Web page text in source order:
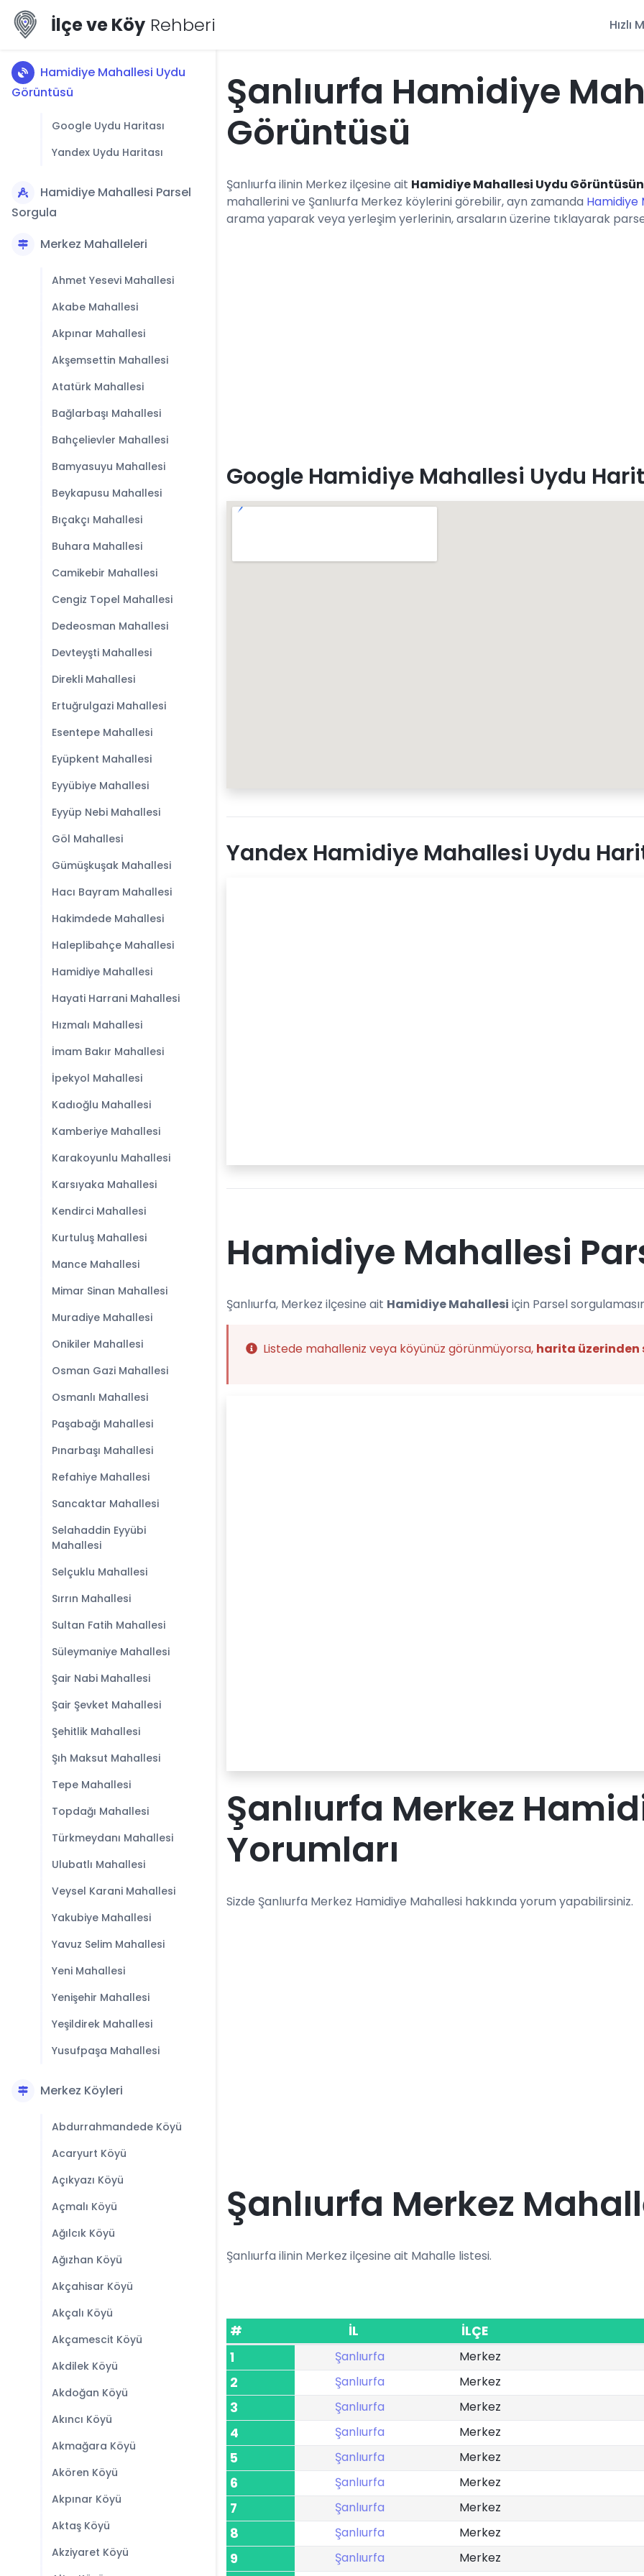
İlçe ve Köy Rehberi Hızlı
Hamidiye Mahallesi Uydu
Görüntüsü
Google Uydu Haritası
Yandex Uydu Haritası
Hamidiye Mahallesi Parsel
Sorgula
Merkez Mahalleleri
Ahmet Yesevi Mahallesi
Akabe Mahallesi
Akpınar Mahallesi
Akşemsettin Mahallesi
Atatürk Mahallesi
Bağlarbaşı Mahallesi
Bahçelievler Mahallesi
Bamyasuyu Mahallesi
Beykapusu Mahallesi
Bıçakçı Mahallesi
Buhara Mahallesi
Camikebir Mahallesi
Cengiz Topel Mahallesi
Dedeosman Mahallesi
Devteyşti Mahallesi
Direkli Mahallesi
Ertuğrulgazi Mahallesi
Esentepe Mahallesi
Eyüpkent Mahallesi
Eyyübiye Mahallesi
Eyyüp Nebi Mahallesi
Göl Mahallesi
Gümüşkuşak Mahallesi
Hacı Bayram Mahallesi
Hakimdede Mahallesi
Haleplibahçe Mahallesi
Hamidiye Mahallesi
Hayati Harrani Mahallesi
Hızmalı Mahallesi
İmam Bakır Mahallesi
İpekyol Mahallesi
Kadıoğlu Mahallesi
Kamberiye Mahallesi
Karakoyunlu Mahallesi
Karsıyaka Mahallesi
Kendirci Mahallesi
Kurtuluş Mahallesi
Mance Mahallesi
Mimar Sinan Mahallesi
Muradiye Mahallesi
Onikiler Mahallesi
Osman Gazi Mahallesi
Osmanlı Mahallesi
Paşabağı Mahallesi
Pınarbaşı Mahallesi
Refahiye Mahallesi
Sancaktar Mahallesi
Selahaddin Eyyübi
Mahallesi
Selçuklu Mahallesi
Sırrın Mahallesi
Sultan Fatih Mahallesi
Süleymaniye Mahallesi
Şair Nabi Mahallesi
Şair Şevket Mahallesi
Şehitlik Mahallesi
Şıh Maksut Mahallesi
Tepe Mahallesi
Topdağı Mahallesi
Türkmeydanı Mahallesi
Ulubatlı Mahallesi
Veysel Karani Mahallesi
Yakubiye Mahallesi
Yavuz Selim Mahallesi
Yeni Mahallesi
Yenişehir Mahallesi
Yeşildirek Mahallesi
Yusufpaşa Mahallesi
Merkez Köyleri
Abdurrahmandede Köyü
Acaryurt Köyü
Açıkyazı Köyü
Açmalı Köyü
Ağılcık Köyü
Ağızhan Köyü
Akçahisar Köyü
Akçalı Köyü
Akçamescit Köyü
Akdilek Köyü
Akdoğan Köyü
Akıncı Köyü
Akmağara Köyü
Akören Köyü
Akpınar Köyü
Aktaş Köyü
Akziyaret Köyü
Şanlıurfa Hamidiye
Görüntüsü
Şanlıurfa ilinin Merkez ilçesine ait Hamidiye Mahallesi Uydu
mahallerini ve Şanlıurfa Merkez köylerini görebilir, ayn zamanda Hamidiye
arama yaparak veya yerleşim yerlerinin, arsaların üzerine tıklayarak
Google Hamidiye Mahallesi Uydu
Yandex Hamidiye Mahallesi Uydu
Hamidiye Mahallesi
Şanlıurfa, Merkez ilçesine ait Hamidiye Mahallesi için Parsel
Listede mahalleniz veya köyünüz görünmüyorsa, harita üzerinden
Şanlıurfa Merkez
Yorumları
Sizde Şanlıurfa Merkez Hamidiye Mahallesi hakkında yorum yapabilirsiniz.
Şanlıurfa Merkez
Şanlıurfa ilinin Merkez ilçesine ait Mahalle listesi.
# İL
İLÇE
1
Şanlıurfa Merkez
2 Şanlıurfa Merkez
3 Şanlıurfa Merkez
4 Şanlıurfa Merkez
5 Şanlıurfa Merkez
6 Şanlıurfa Merkez
7 Şanlıurfa Merkez
8 Şanlıurfa Merkez
9 Şanlıurfa Merkez